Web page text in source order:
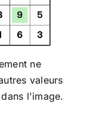
ne
valeurs
l'image.